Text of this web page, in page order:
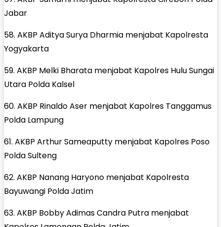
Jabar
58. AKBP Aditya Surya Dharmia menjabat Kapolresta
Yogyakarta
59. AKBP Melki Bharata menjabat Kapolres Hulu Sungai
Utara Polda Kalsel
60. AKBP Rinaldo Aser menjabat Kapolres Tanggamus
Polda Lampung
61. AKBP Arthur Sameaputty menjabat Kapolres Poso
Polda Sulteng
62. AKBP Nanang Haryono menjabat Kapolresta
Bayuwangi Polda Jatim
63. AKBP Bobby Adimas Candra Putra menjabat